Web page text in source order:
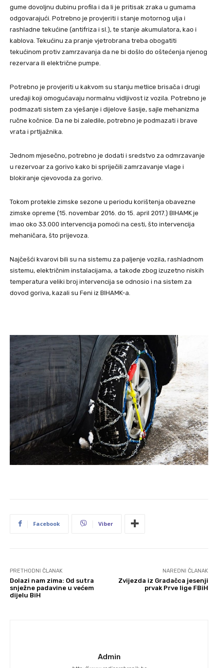
gume dovoljnu dubinu profila i da li je pritisak zraka u gumama
odgovarajući. Potrebno je provjeriti i stanje motornog ulja i
rashladne tekućine (antifriza i sl.), te stanje akumulatora, kao i
kablova. Tekućinu za pranje vjetrobrana treba obogatiti
tekućinom protiv zamrzavanja da ne bi došlo do oštećenja njenog
rezervara ili električne pumpe.
Potrebno je provjeriti u kakvom su stanju metlice brisača i drugi
uređaji koji omogućavaju normalnu vidljivost iz vozila. Potrebno je
podmazati sistem za vješanje i dijelove šasije, sajle mehanizma
ručne kočnice. Da ne bi zaledile, potrebno je podmazati i brave
vrata i prtljažnika.
Jednom mjesečno, potrebno je dodati i sredstvo za odmrzavanje
u rezervoar za gorivo kako bi spriječili zamrzavanje vlage i
blokiranje cjevovoda za gorivo.
Tokom protekle zimske sezone u periodu korištenja obavezne
zimske opreme (15. novembar 2016. do 15. april 2017.) BIHAMK je
imao oko 33.000 intervencija pomoći na cesti, što intervencija
mehaničara, što prijevoza.
Najčešći kvarovi bili su na sistemu za paljenje vozila, rashladnom
sistemu, električnim instalacijama, a takođe zbog izuzetno niskih
temperatura veliki broj intervencija se odnosio i na sistem za
dovod goriva, kazali su Feni iz BIHAMK-a.
Facebook Viber
PRETHODNI ČLANAK
Dolazi nam zima: Od sutra
snježne padavine u većem
dijelu BiH
NAREDNI ČLANAK
Zvijezda iz Gradačca jesenji
prvak Prve lige FBiH
Admin